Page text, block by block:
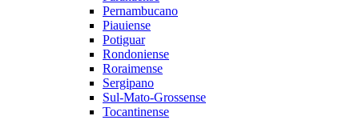
Pernambucano
Piauiense
Potiguar
Rondoniense
Roraimense
Sergipano
Sul-Mato-Grossense
Tocantinense